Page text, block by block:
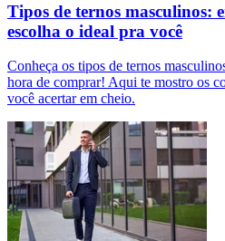
Tipos de ternos masculinos:
escolha o ideal pra você
Conheça os tipos de ternos
hora de comprar! Aqui te mostro os
você acertar em cheio.